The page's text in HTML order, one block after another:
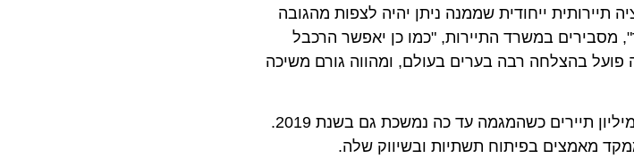
ייחודית שממנה ניתן יהיה לצפות מהגובה
במשרד התיירות, "כמו כן יאפשר הרכבל
בהצלחה רבה בערים בעולם, ומהווה גורם משיכה
לפי נתוני המשרד, שנת 2018 הסתיימה עם שיא כל הזמנים בתיירות עם יותר מ-4.1 מיליון תיירים כשהמגמה עד כה נמשכת גם בשנת 2019.
מאמצים בפיתוח תשתיות ובשיווק שלה.